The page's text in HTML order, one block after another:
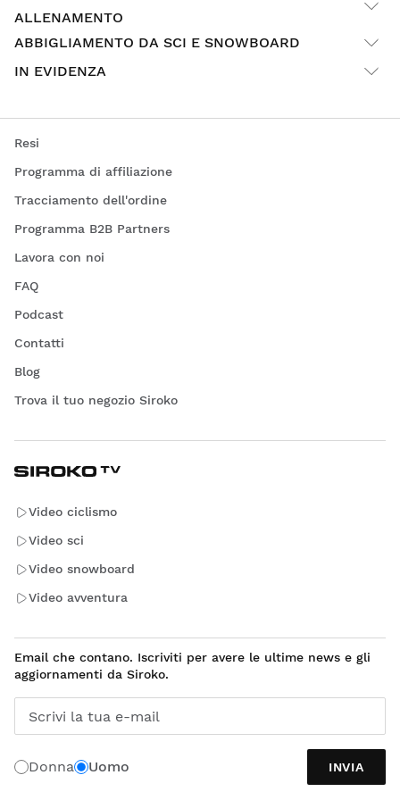
modelli che includano caratteristiche funzionali come
per una migliore vestibilità. Disponibili in un'ampia gamma
ma anche una scelta popolare per esprimere lo stile
ALLENAMENTO
ABBIGLIAMENTO DA SCI E SNOWBOARD
IN EVIDENZA
Resi
Programma di affiliazione
Tracciamento dell'ordine
Programma B2B Partners
Lavora con noi
FAQ
Podcast
Contatti
Blog
Trova il tuo negozio Siroko
Video ciclismo
Video sci
Video snowboard
Video avventura
Email che contano. Iscriviti per avere le ultime news e gli
aggiornamenti da Siroko.
Scrivi la tua e-mail
Donna Uomo INVIA